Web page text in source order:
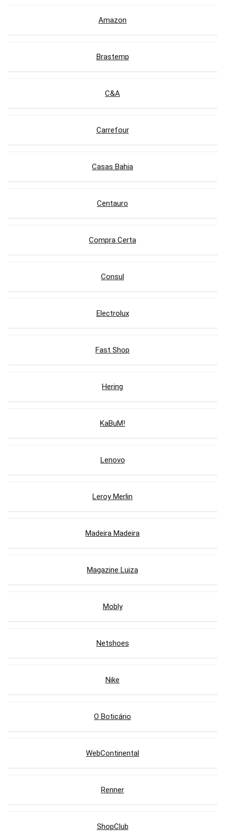
Amazon
Brastemp
C&A
Carrefour
Casas Bahia
Centauro
Compra Certa
Consul
Electrolux
Fast Shop
Hering
KaBuM!
Lenovo
Leroy Merlin
Madeira Madeira
Magazine Luiza
Mobly
Netshoes
Nike
O Boticário
WebContinental
Renner
ShopClub